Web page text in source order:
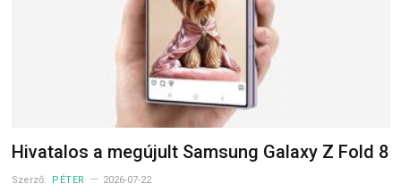
Hivatalos a megújult Samsung Galaxy Z Fold 8
Szerző: PÉTER 2026-07-22